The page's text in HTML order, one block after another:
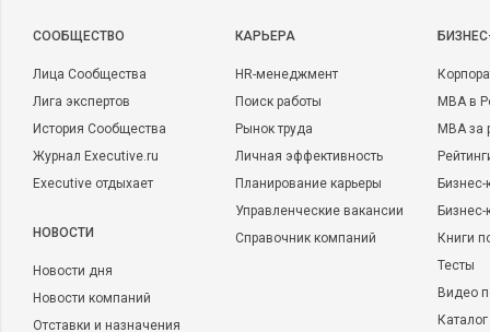
CООБЩЕСТВО
Лица Сообщества
Лига экспертов
История Сообщества
Журнал Executive.ru
Executive отдыхает
НОВОСТИ
Новости дня
Новости компаний
Отставки и назначения
КАРЬЕРА
HR-менеджмент
Поиск работы
Рынок труда
Личная эффективность
Планирование карьеры
Управленческие вакансии
Справочник компаний
MBA в
MBA
Бизнес-
Книги
Тесты
Видео